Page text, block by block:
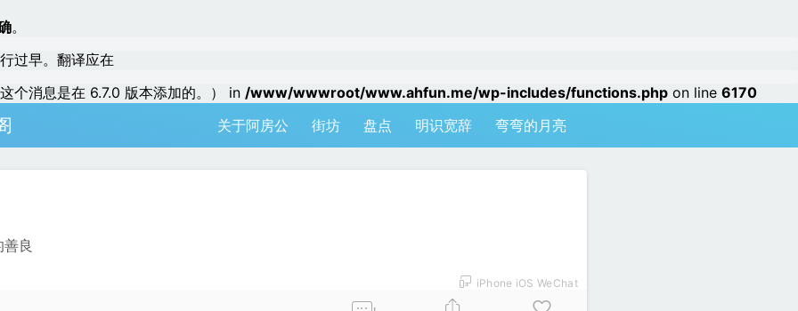
。
过早。翻译应在
个消息是在 6.7.0 版本添加的。） in /www/wwwroot/www.ahfun.me/wp-includes/functions.php on line 6170
关于阿房公 街坊 盘点 明识宽辞 弯弯的月亮
良
iPhone iOS WeChat